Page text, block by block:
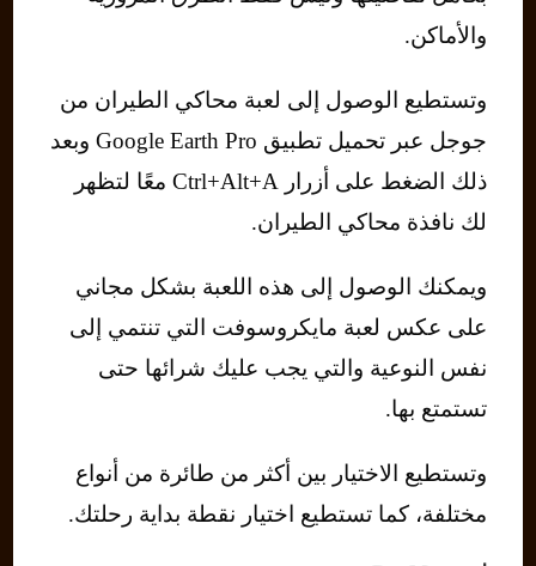
والأماكن.
وتستطيع الوصول إلى لعبة محاكي الطيران من
جوجل عبر تحميل تطبيق Google Earth Pro وبعد
ذلك الضغط على أزرار Ctrl+Alt+A معًا لتظهر
لك نافذة محاكي الطيران.
ويمكنك الوصول إلى هذه اللعبة بشكل مجاني
على عكس لعبة مايكروسوفت التي تنتمي إلى
نفس النوعية والتي يجب عليك شرائها حتى
تستمتع بها.
وتستطيع الاختيار بين أكثر من طائرة من أنواع
مختلفة، كما تستطيع اختيار نقطة بداية رحلتك.